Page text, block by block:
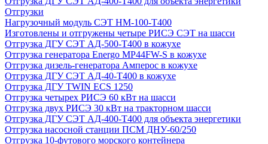
Отгрузки
Нагрузочный модуль СЭТ НМ-100-Т400
Изготовлены и отгружены четыре РИСЭ СЭТ на шасси
Отгрузка ДГУ СЭТ АД-500-Т400 в кожухе
Отгрузка генератора Energo MP44FW-S в кожухе
Отгрузка дизель-генератора Амперос в кожухе
Отгрузка ДГУ СЭТ АД-40-Т400 в кожухе
Отгрузка ДГУ TWIN ECS 1250
Отгрузка четырех РИСЭ 60 кВт на шасси
Отгрузка двух РИСЭ 30 кВт на тракторном шасси
Отгрузка ДГУ СЭТ АД-400-Т400 для объекта энергетики
Отгрузка насосной станции ПСМ ДНУ-60/250
Отгрузка 10-футового морского контейнера